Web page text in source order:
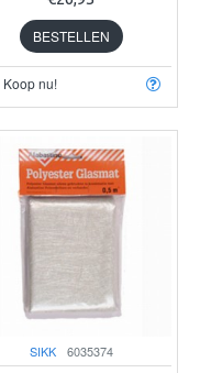
BESTELLEN
Koop nu!
SIKK 6035374